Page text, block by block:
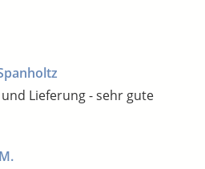
Lieferung - sehr gute